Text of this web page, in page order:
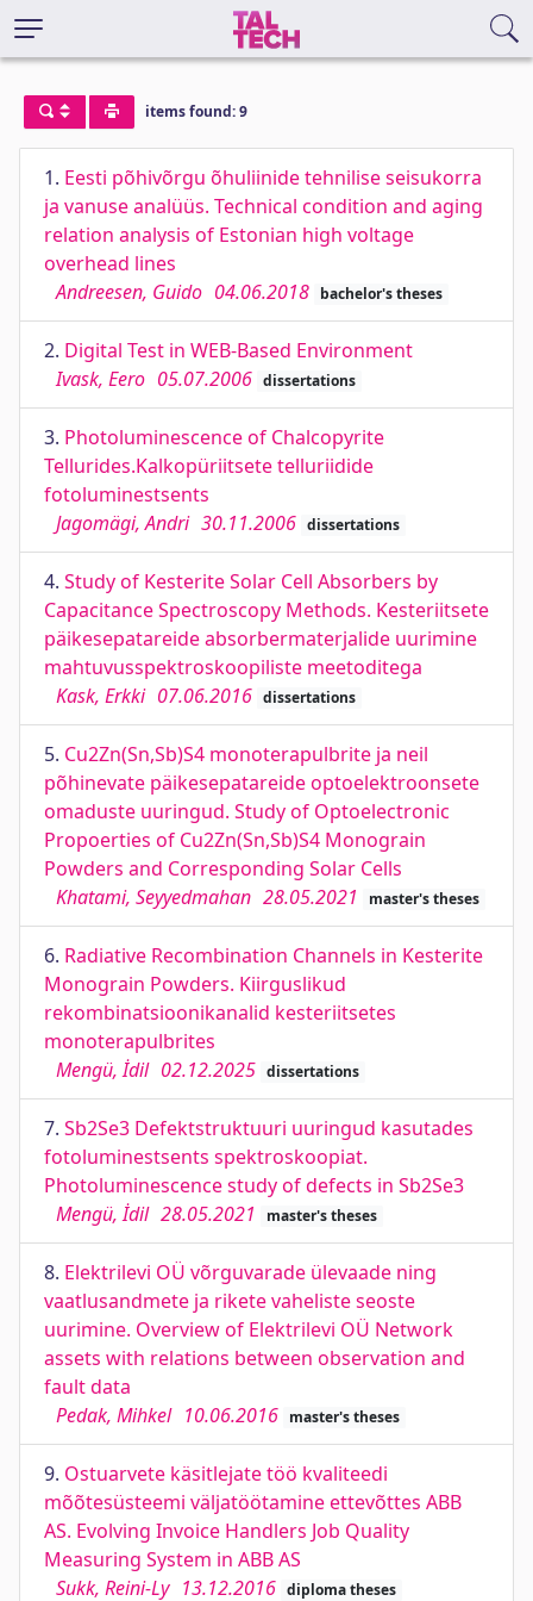
items found: 9
1. Eesti põhivõrgu õhuliinide tehnilise seisukorra
ja vanuse analüüs. Technical condition and aging
relation analysis of Estonian high voltage
overhead lines
Andreesen, Guido 04.06.2018 bachelor's theses
2. Digital Test in WEB-Based Environment
Ivask, Eero 05.07.2006 dissertations
3. Photoluminescence of Chalcopyrite
Tellurides.Kalkopüriitsete telluriidide
fotoluminestsents
Jagomägi, Andri 30.11.2006 dissertations
4. Study of Kesterite Solar Cell Absorbers by
Capacitance Spectroscopy Methods. Kesteriitsete
päikesepatareide absorbermaterjalide uurimine
mahtuvusspektroskoopiliste meetoditega
Kask, Erkki 07.06.2016 dissertations
5. Cu2Zn(Sn,Sb)S4 monoterapulbrite ja neil
põhinevate päikesepatareide optoelektroonsete
omaduste uuringud. Study of Optoelectronic
Propoerties of Cu2Zn(Sn,Sb)S4 Monograin
Powders and Corresponding Solar Cells
Khatami, Seyyedmahan 28.05.2021 master's theses
6. Radiative Recombination Channels in Kesterite
Monograin Powders. Kiirguslikud
rekombinatsioonikanalid kesteriitsetes
monoterapulbrites
Mengü, İdil 02.12.2025 dissertations
7. Sb2Se3 Defektstruktuuri uuringud kasutades
fotoluminestsents spektroskoopiat.
Photoluminescence study of defects in Sb2Se3
Mengü, İdil 28.05.2021 master's theses
8. Elektrilevi OÜ võrguvarade ülevaade ning
vaatlusandmete ja rikete vaheliste seoste
uurimine. Overview of Elektrilevi OÜ Network
assets with relations between observation and
fault data
Pedak, Mihkel 10.06.2016 master's theses
9. Ostuarvete käsitlejate töö kvaliteedi
mõõtesüsteemi väljatöötamine ettevõttes ABB
AS. Evolving Invoice Handlers Job Quality
Measuring System in ABB AS
Sukk, Reini-Ly 13.12.2016 diploma theses